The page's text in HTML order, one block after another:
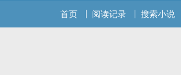
首页 阅读记录 搜索小说